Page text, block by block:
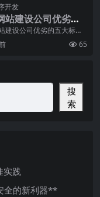
开发
站建设公司优劣的
准
建设公司优劣的五大标准
联网高速发展的时代，拥
质的企业网站
65
搜
索
实践
全的新利器**